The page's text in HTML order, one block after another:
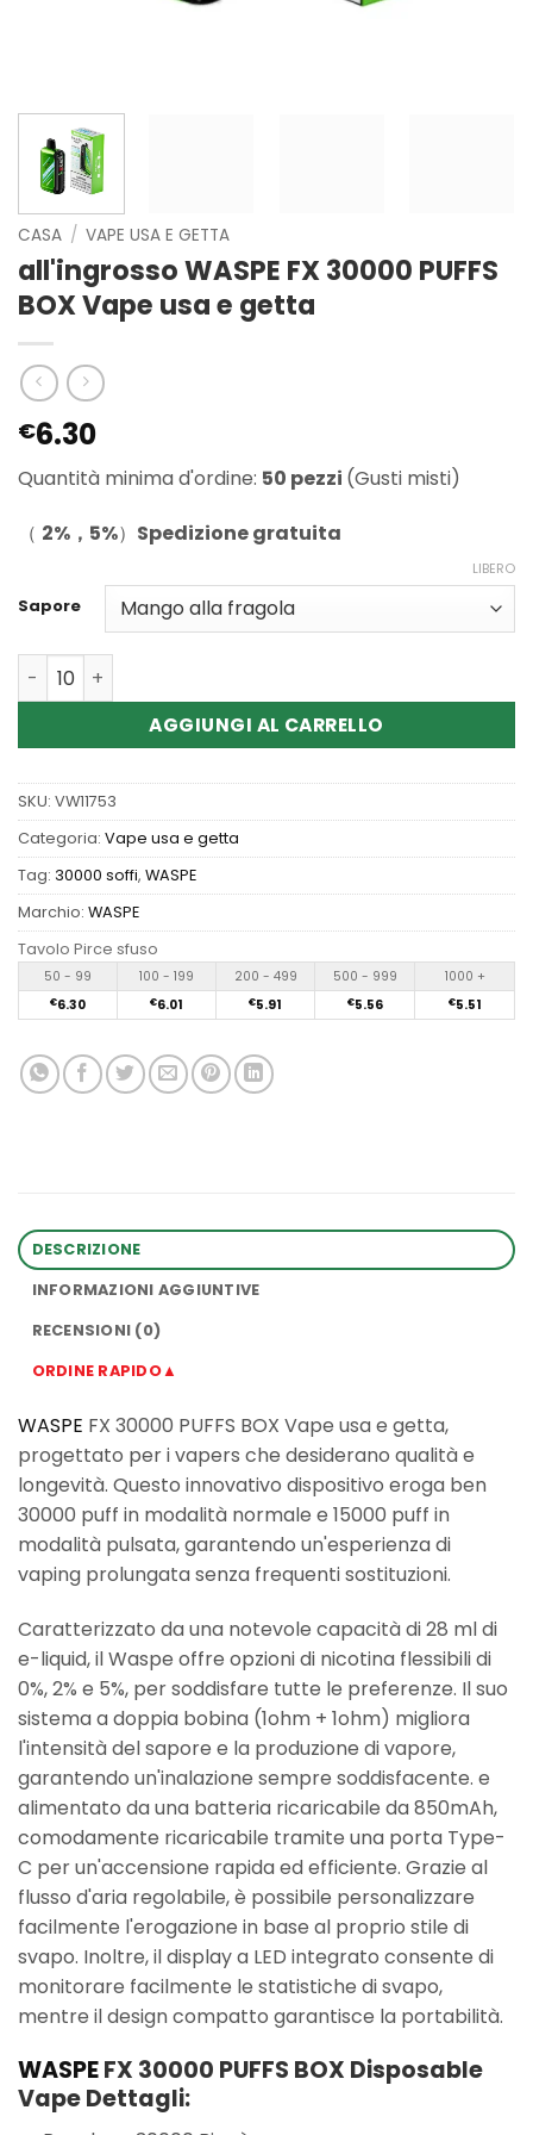
CASA / VAPE USA E GETTA
all'ingrosso WASPE FX 30000 PUFFS
BOX Vape usa e getta
€6.30
Quantità minima d'ordine: 50 pezzi (Gusti misti)
（ 2%，5%） Spedizione gratuita
Sapore
LIBERO
Quantità Wholesale WASPE FX 30000 PUFFS BOX
AGGIUNGI AL CARRELLO
SKU: VW11753
Categoria: Vape usa e getta
Tag: 30000 soffi, WASPE
Marchio: WASPE
Tavolo Pirce sfuso
50 - 99 100 - 199 200 - 499 500 - 999 1000 +
€6.30 €6.01 €5.91 €5.56 €5.51
DESCRIZIONE
INFORMAZIONI AGGIUNTIVE
RECENSIONI (0)
ORDINE RAPIDO▲
WASPE FX 30000 PUFFS BOX Vape usa e getta,
progettato per i vapers che desiderano qualità e
longevità. Questo innovativo dispositivo eroga ben
30000 puff in modalità normale e 15000 puff in
modalità pulsata, garantendo un'esperienza di
vaping prolungata senza frequenti sostituzioni.
Caratterizzato da una notevole capacità di 28 ml di
e-liquid, il Waspe offre opzioni di nicotina flessibili di
0%, 2% e 5%, per soddisfare tutte le preferenze. Il suo
sistema a doppia bobina (1ohm + 1ohm) migliora
l'intensità del sapore e la produzione di vapore,
garantendo un'inalazione sempre soddisfacente. e
alimentato da una batteria ricaricabile da 850mAh,
comodamente ricaricabile tramite una porta Type-
C per un'accensione rapida ed efficiente. Grazie al
flusso d'aria regolabile, è possibile personalizzare
facilmente l'erogazione in base al proprio stile di
svapo. Inoltre, il display a LED integrato consente di
monitorare facilmente le statistiche di svapo,
mentre il design compatto garantisce la portabilità.
WASPEFX 30000 PUFFS BOX Disposable
Vape Dettagli: